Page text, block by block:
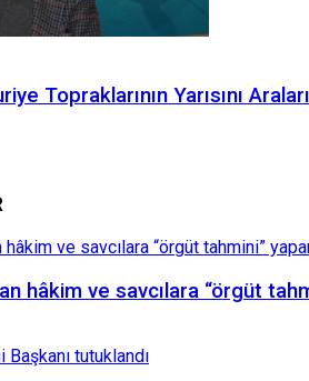
Topraklarının Yarısını
hâkim ve savcılara “örgüt